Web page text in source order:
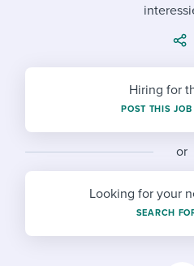
Step-by-
HR terms
Career
Modern
Overall
Hiring for
POST THIS JOB
or
Looking for your
SEARCH